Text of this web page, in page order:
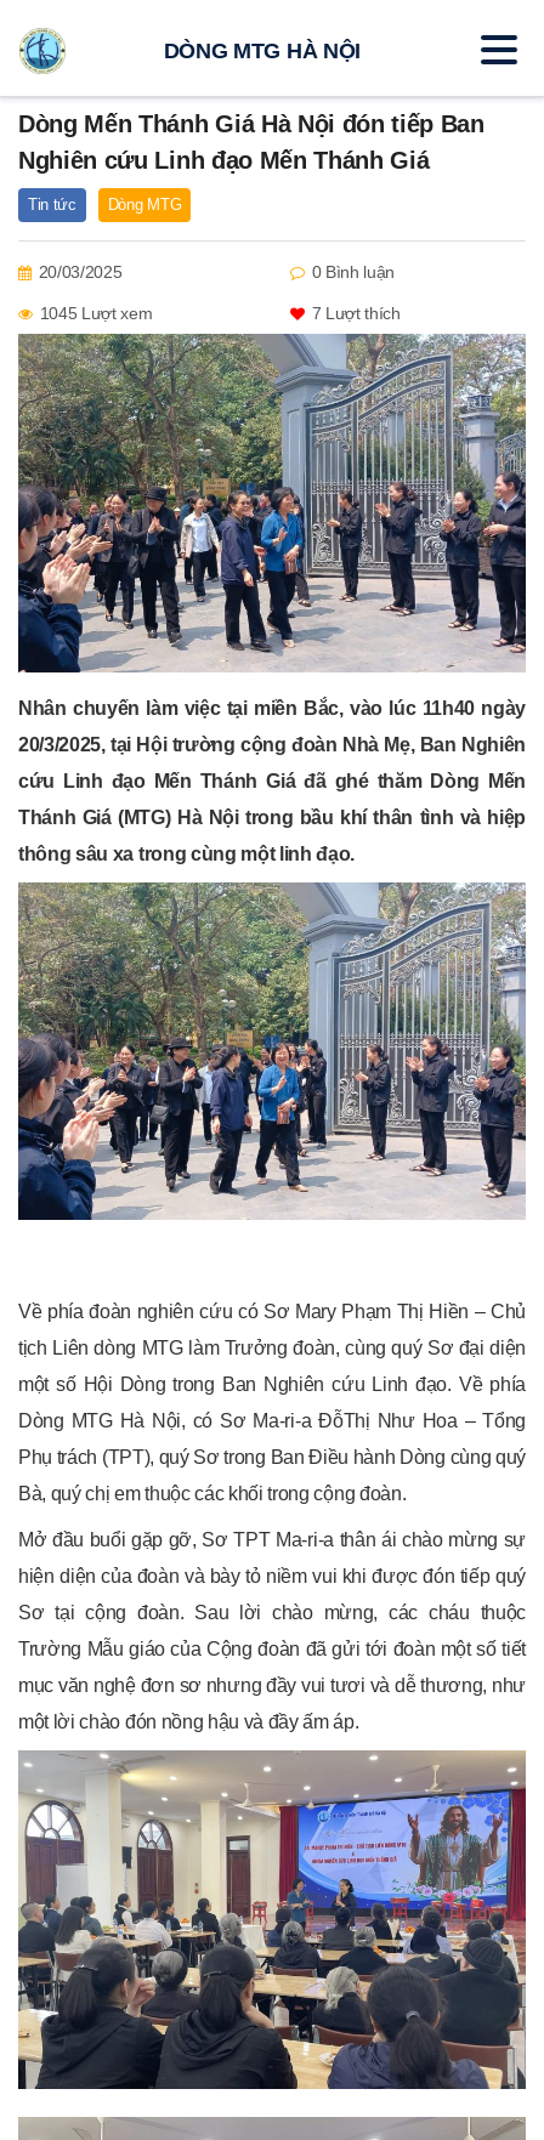
Dòng Mến Thánh Giá Hà Nội đón tiếp Ban
Nghiên cứu Linh đạo Mến Thánh Giá
Tin tức Dòng MTG
20/03/2025 0 Bình luận
1045 Lượt xem 7 Lượt thích
Nhân chuyến làm việc tại miền Bắc, vào lúc 11h40 ngày
20/3/2025, tại Hội trường cộng đoàn Nhà Mẹ, Ban Nghiên
cứu Linh đạo Mến Thánh Giá đã ghé thăm Dòng Mến
Thánh Giá (MTG) Hà Nội trong bầu khí thân tình và hiệp
thông sâu xa trong cùng một linh đạo.
Về phía đoàn nghiên cứu có Sơ Mary Phạm Thị Hiền – Chủ
tịch Liên dòng MTG làm Trưởng đoàn, cùng quý Sơ đại diện
một số Hội Dòng trong Ban Nghiên cứu Linh đạo. Về phía
Dòng MTG Hà Nội, có Sơ Ma-ri-a ĐỗThị Như Hoa – Tổng
Phụ trách (TPT), quý Sơ trong Ban Điều hành Dòng cùng quý
Bà, quý chị em thuộc các khối trong cộng đoàn.
Mở đầu buổi gặp gỡ, Sơ TPT Ma-ri-a thân ái chào mừng sự
hiện diện của đoàn và bày tỏ niềm vui khi được đón tiếp quý
Sơ tại cộng đoàn. Sau lời chào mừng, các cháu thuộc
Trường Mẫu giáo của Cộng đoàn đã gửi tới đoàn một số tiết
mục văn nghệ đơn sơ nhưng đầy vui tươi và dễ thương, như
một lời chào đón nồng hậu và đầy ấm áp.
DÒNG MTG HÀ NỘI